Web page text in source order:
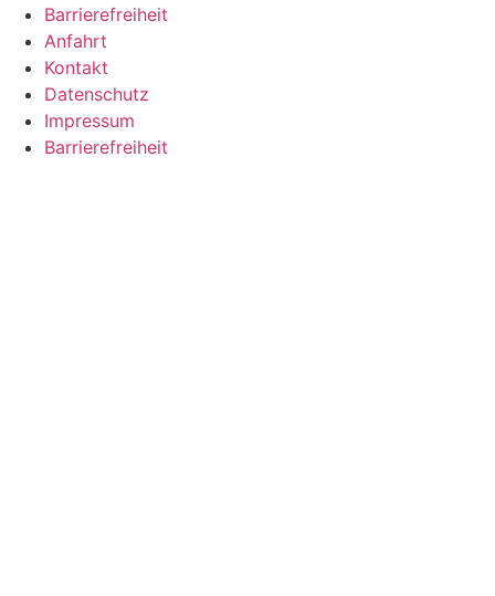
Barrierefreiheit
Anfahrt
Kontakt
Datenschutz
Impressum
Barrierefreiheit